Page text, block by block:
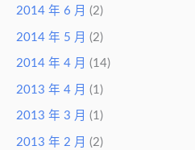
2014 年 6 月 (2)
2014 年 5 月 (2)
2014 年 4 月 (14)
2013 年 4 月 (1)
2013 年 3 月 (1)
2013 年 2 月 (2)